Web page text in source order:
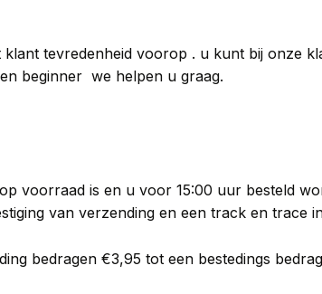
klant tevredenheid voorop . u kunt bij onze
beginner we helpen u graag.
voorraad is en u voor 15:00 uur besteld
van verzending en een track en trace
bedragen €3,95 tot een bestedings